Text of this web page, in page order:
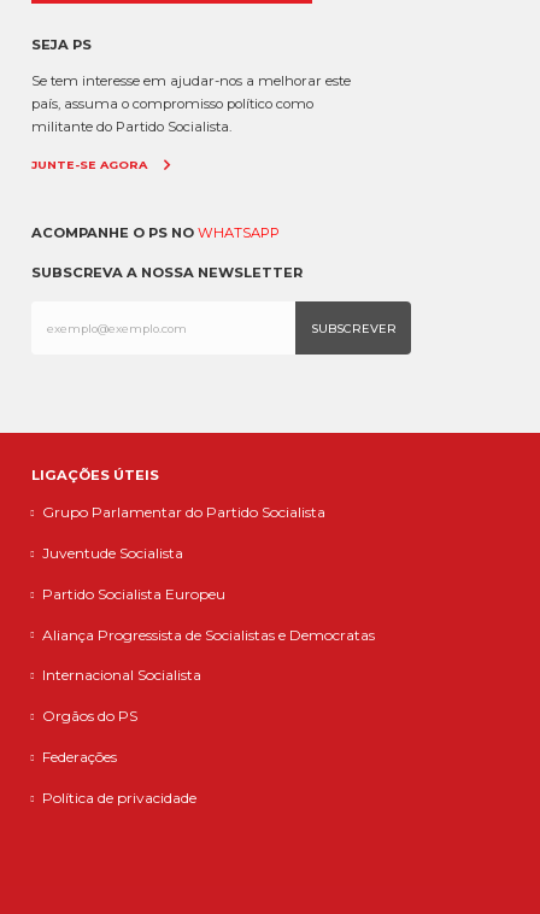
SEJA PS
Se tem interesse em ajudar-nos a melhorar este
país, assuma o compromisso político como
militante do Partido Socialista.
JUNTE-SE AGORA
ACOMPANHE O PS NO WHATSAPP
SUBSCREVA A NOSSA NEWSLETTER
LIGAÇÕES ÚTEIS
Grupo Parlamentar do Partido Socialista
Juventude Socialista
Partido Socialista Europeu
Aliança Progressista de Socialistas e Democratas
Internacional Socialista
Orgãos do PS
Federações
Política de privacidade